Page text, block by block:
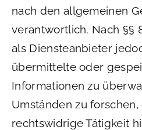
nach den allgemeinen
verantwortlich. Nach §§
als Diensteanbieter
übermittelte oder
Informationen zu
Umständen zu
rechtswidrige Tätigkeit